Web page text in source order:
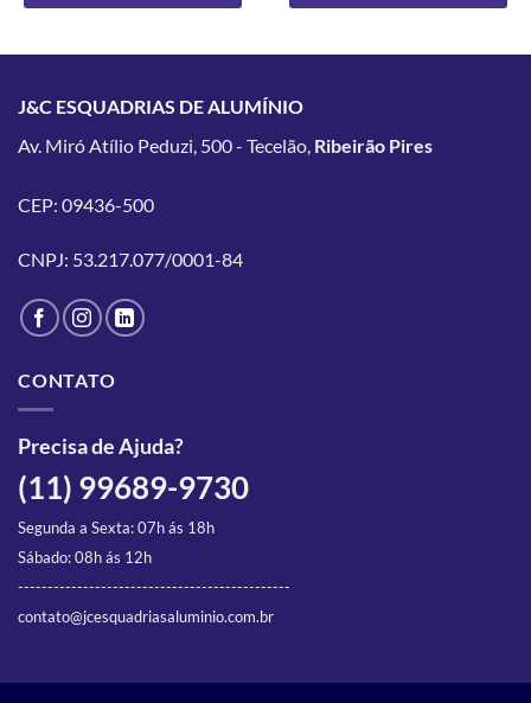
variantes.
As
ser
na
do
As
J&C ESQUADRIAS DE ALUMÍNIO
Av. Miró Atílio Peduzi, 500 - Tecelão, Ribeirão Pires
CEP: 09436-500
CNPJ: 53.217.077/0001-84
CONTATO
Precisa de Ajuda?
(11) 99689-9730
Segunda a Sexta: 07h ás 18h
Sábado: 08h ás 12h
----------------------------------------------
contato@jcesquadriasaluminio.com.br